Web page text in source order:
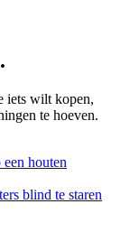
iets wilt kopen,
te hoeven.
blind te staren